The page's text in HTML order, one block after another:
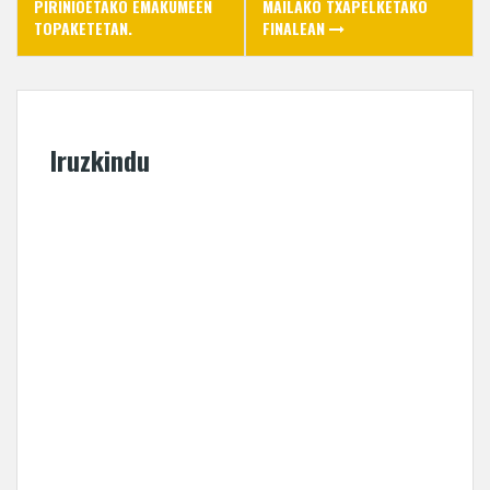
PIRINIOETAKO EMAKUMEEN
TOPAKETETAN.
MAILAKO TXAPELKETAKO
FINALEAN
Iruzkindu